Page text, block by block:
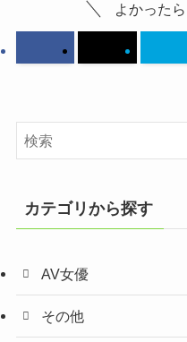
よかった
カテゴリから探す
AV女優
その他